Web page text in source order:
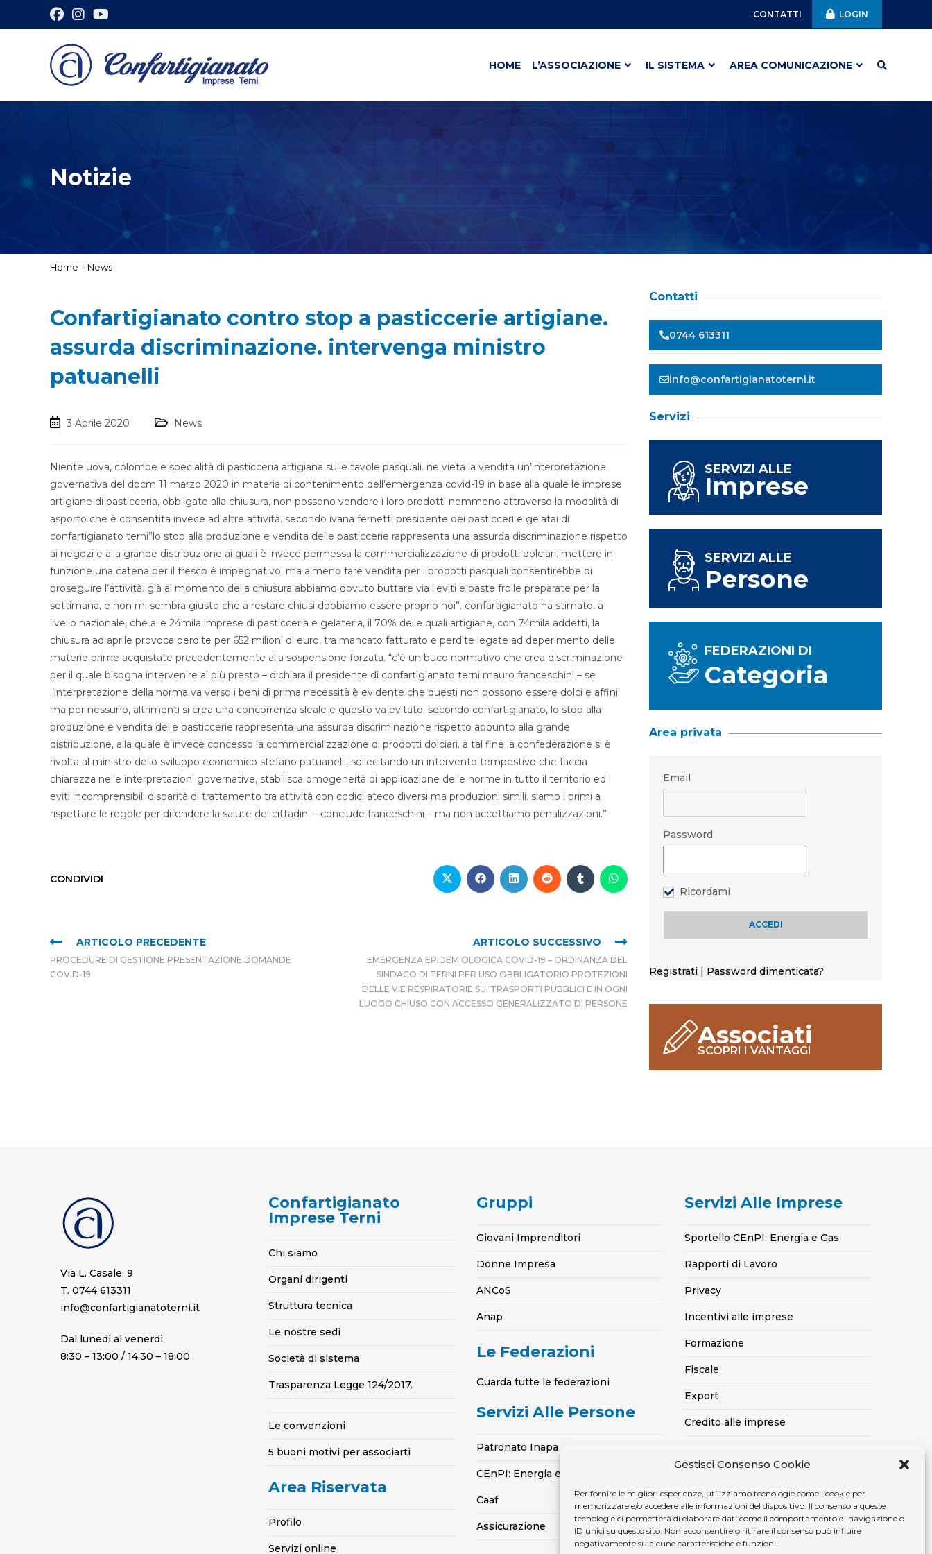
Gestisci Consenso Cookie
Per fornire le migliori esperienze, utilizziamo tecnologie come i cookie per
memorizzare e/o accedere alle informazioni del dispositivo. Il consenso a queste
tecnologie ci permetterà di elaborare dati come il comportamento di navigazione o
ID unici su questo sito. Non acconsentire o ritirare il consenso può influire
negativamente su alcune caratteristiche e funzioni.
CONTATTI LOGIN
HOME L’ASSOCIAZIONE IL SISTEMA AREA COMUNICAZIONE
Notizie
Home > News
Confartigianato contro stop a pasticcerie artigiane.
assurda discriminazione. intervenga ministro
patuanelli
3 Aprile 2020 News
Niente uova, colombe e specialità di pasticceria artigiana sulle tavole pasquali. ne vieta la vendita un’interpretazione
governativa del dpcm 11 marzo 2020 in materia di contenimento dell’emergenza covid-19 in base alla quale le imprese
artigiane di pasticceria, obbligate alla chiusura, non possono vendere i loro prodotti nemmeno attraverso la modalità di
asporto che è consentita invece ad altre attività. secondo ivana fernetti presidente dei pasticceri e gelatai di
confartigianato terni”lo stop alla produzione e vendita delle pasticcerie rappresenta una assurda discriminazione rispetto
ai negozi e alla grande distribuzione ai quali è invece permessa la commercializzazione di prodotti dolciari. mettere in
funzione una catena per il fresco è impegnativo, ma almeno fare vendita per i prodotti pasquali consentirebbe di
proseguire l’attività. già al momento della chiusura abbiamo dovuto buttare via lieviti e paste frolle preparate per la
settimana, e non mi sembra giusto che a restare chiusi dobbiamo essere proprio noi”. confartigianato ha stimato, a
livello nazionale, che alle 24mila imprese di pasticceria e gelateria, il 70% delle quali artigiane, con 74mila addetti, la
chiusura ad aprile provoca perdite per 652 milioni di euro, tra mancato fatturato e perdite legate ad deperimento delle
materie prime acquistate precedentemente alla sospensione forzata. “c’è un buco normativo che crea discriminazione
per il quale bisogna intervenire al più presto – dichiara il presidente di confartigianato terni mauro franceschini – se
l’interpretazione della norma va verso i beni di prima necessità è evidente che questi non possono essere dolci e affini
ma per nessuno, altrimenti si crea una concorrenza sleale e questo va evitato. secondo confartigianato, lo stop alla
produzione e vendita delle pasticcerie rappresenta una assurda discriminazione rispetto appunto alla grande
distribuzione, alla quale è invece concesso la commercializzazione di prodotti dolciari. a tal fine la confederazione si è
rivolta al ministro dello sviluppo economico stefano patuanelli, sollecitando un intervento tempestivo che faccia
chiarezza nelle interpretazioni governative, stabilisca omogeneità di applicazione delle norme in tutto il territorio ed
eviti incomprensibili disparità di trattamento tra attività con codici ateco diversi ma produzioni simili. siamo i primi a
rispettare le regole per difendere la salute dei cittadini – conclude franceschini – ma non accettiamo penalizzazioni.”
CONDIVIDI
ARTICOLO PRECEDENTE
PROCEDURE DI GESTIONE PRESENTAZIONE DOMANDE
COVID-19
ARTICOLO SUCCESSIVO
EMERGENZA EPIDEMIOLOGICA COVID-19 – ORDINANZA DEL
SINDACO DI TERNI PER USO OBBLIGATORIO PROTEZIONI
DELLE VIE RESPIRATORIE SUI TRASPORTI PUBBLICI E IN OGNI
LUOGO CHIUSO CON ACCESSO GENERALIZZATO DI PERSONE
Contatti
0744 613311
info@confartigianatoterni.it
Servizi
SERVIZI ALLE
Imprese
SERVIZI ALLE
Persone
FEDERAZIONI DI
Categoria
Area privata
Email
Password
Ricordami
Registrati | Password dimenticata?
Associati
SCOPRI I VANTAGGI
Via L. Casale, 9
T. 0744 613311
info@confartigianatoterni.it
Dal lunedì al venerdì
8:30 – 13:00 / 14:30 – 18:00
Confartigianato
Imprese Terni
Chi siamo
Organi dirigenti
Struttura tecnica
Le nostre sedi
Società di sistema
Trasparenza Legge 124/2017.
Le convenzioni
5 buoni motivi per associarti
Area Riservata
Profilo
Servizi online
Gruppi
Giovani Imprenditori
Donne Impresa
ANCoS
Anap
Le Federazioni
Guarda tutte le federazioni
Servizi Alle Persone
Patronato Inapa
CEnPI: Energia e Gas per la casa
Caaf
Assicurazione
Servizi Alle Imprese
Sportello CEnPI: Energia e Gas
Rapporti di Lavoro
Privacy
Incentivi alle imprese
Formazione
Fiscale
Export
Credito alle imprese
Ambiente, sicurezza e medicina del
lavoro